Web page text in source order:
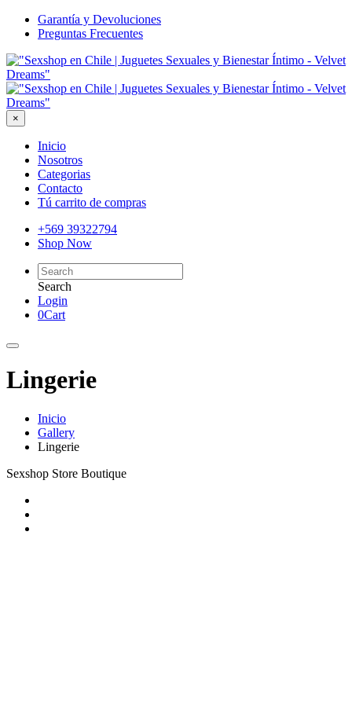
Garantía y Devoluciones
Preguntas Frecuentes
×
Inicio
Nosotros
Categorias
Contacto
Tú carrito de compras
+569 39322794
Shop Now
Search
Login
0Cart
Lingerie
Inicio
Gallery
Lingerie
Sexshop Store Boutique